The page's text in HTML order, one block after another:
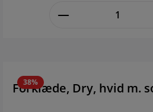
38%
Forklæde, Dry, hvid m.